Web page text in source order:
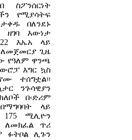
ስፖንሰርነት
የሚያሳትፍ
በለንደኑ
ዘገባ እውነታ
እኤአ ላይ
ጊዜ
የዓለም ዋንጫ
እግር ኳስ
ተሰግቷል፡፡
ንጉሳዊያን
በ‹ድሪም
ላይ
ሚሊዮን
ጥሪ
ፉትቦል ሊጉን